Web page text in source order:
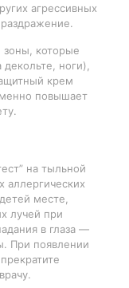
агрессивных
которые
ноги),
крем
повышает
на тыльной
аллергических
месте,
лучей при
в глаза —
При появлении